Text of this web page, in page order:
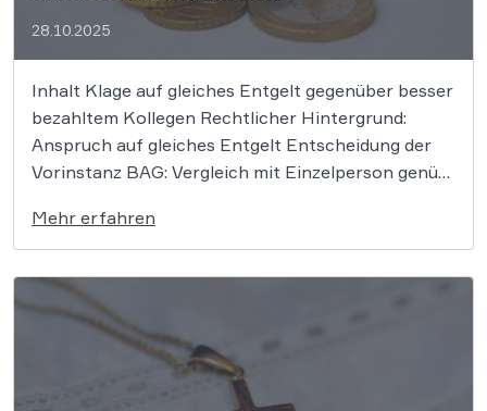
28.10.2025
Inhalt Klage auf gleiches Entgelt gegenüber besser
bezahltem Kollegen Rechtlicher Hintergrund:
Anspruch auf gleiches Entgelt Entscheidung der
Vorinstanz BAG: Vergleich mit Einzelperson genügt
Verfahrensverlauf vor dem LAG WBS.LEGAL –
Ihre Experten im Arbeitsrecht Laut BAG müssen
Frauen, die auf eine gleichwertige Bezahlung wie
ihre männlichen Kollegen […]
Mehr erfahren